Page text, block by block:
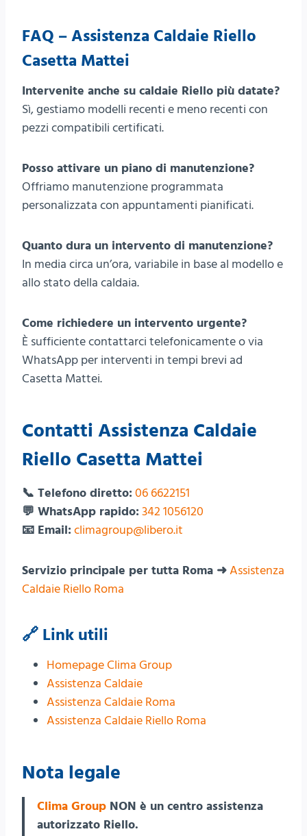
FAQ – Assistenza Caldaie Riello
Casetta Mattei
Intervenite anche su caldaie Riello più datate?
Sì, gestiamo modelli recenti e meno recenti con
pezzi compatibili certificati.
Posso attivare un piano di manutenzione?
Offriamo manutenzione programmata
personalizzata con appuntamenti pianificati.
Quanto dura un intervento di manutenzione?
In media circa un’ora, variabile in base al modello e
allo stato della caldaia.
Come richiedere un intervento urgente?
È sufficiente contattarci telefonicamente o via
WhatsApp per interventi in tempi brevi ad
Casetta Mattei.
Contatti Assistenza Caldaie
Riello Casetta Mattei
📞 Telefono diretto: 06 6622151
💬 WhatsApp rapido: 342 1056120
📧 Email: climagroup@libero.it
Servizio principale per tutta Roma ➜Assistenza
Caldaie Riello Roma
🔗 Link utili
Homepage Clima Group
Assistenza Caldaie
Assistenza Caldaie Roma
Assistenza Caldaie Riello Roma
Nota legale
Clima Group NON è un centro assistenza
autorizzato Riello.